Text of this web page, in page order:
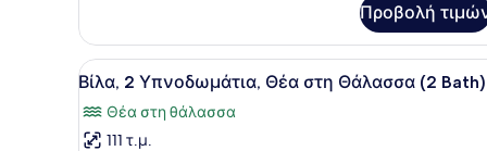
2
Υπνοδωμάτια
(805
2
Bath)
Προβολή
Προβολή
όλων
των
φωτογραφιών
Ένας ευρύχωρος χώρος
13
Βίλα, 2 Υπνοδωμάτια, Θέα στη Θάλασσα (2 Bath)
Θέα στη θάλασσα
111 τ.μ.